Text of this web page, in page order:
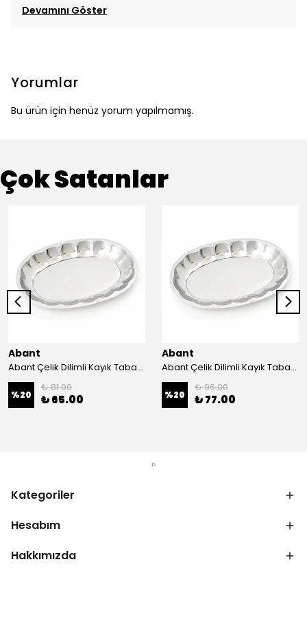
Devamını Göster
Yorumlar
Bu ürün için henüz yorum yapılmamış.
Çok Satanlar
Abant
Abant Çelik Dilimli Kayık Tabak No:1 ; 14x21 cm.
%20
₺ 81.00
₺ 65.00
Abant
Abant Çelik Dilimli Kayık Tabak No:2 ; 16,5x24,5 cm.
%20
₺ 96.00
₺ 77.00
Kategoriler
Hesabım
Hakkımızda